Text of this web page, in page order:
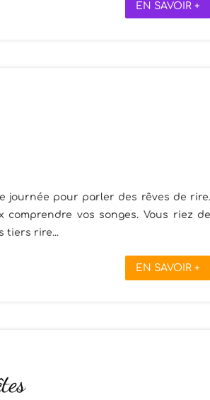
EN SAVOIR +
journée pour parler des rêves de
vos songes. Vous riez
tiers rire...
EN SAVOIR +